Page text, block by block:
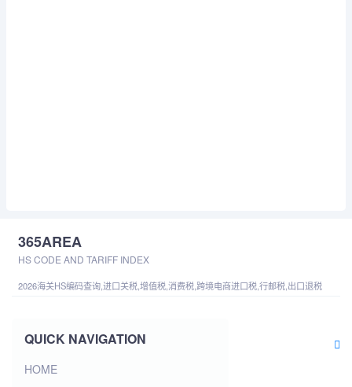
365AREA
HS CODE AND TARIFF INDEX
2026海关HS编码查询,进口关税,增值税,消费税,跨境电商进口税,行邮税,出口退税
QUICK NAVIGATION
HOME